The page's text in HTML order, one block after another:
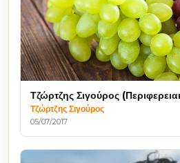
Τζώρτζης Σιγούρος
Τζώρτζης Σιγούρος
05/07/2017